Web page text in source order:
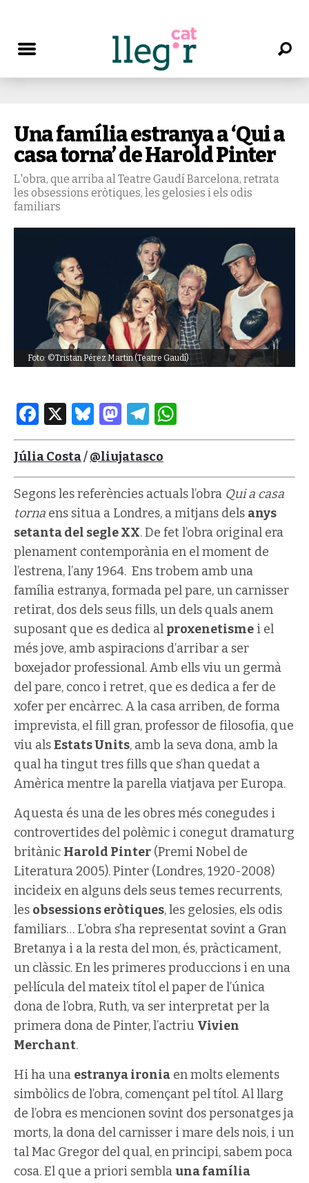
Una família estranya a ‘Qui a
casa torna’ de Harold Pinter
L'obra, que arriba al Teatre Gaudí Barcelona, retrata
les obsessions eròtiques, les gelosies i els odis
familiars
Foto: ©Tristan Pérez Martin (Teatre Gaudí)
Facebook
X Bluesky
Mastodon
Telegram
Júlia Costa/@liujatasco
Segons les referències actuals l’obra Qui a casa
torna ens situa a Londres, a mitjans dels anys
setanta del segle XX. De fet l’obra original era
plenament contemporània en el moment de
l’estrena, l’any 1964. Ens trobem amb una
família estranya, formada pel pare, un carnisser
retirat, dos dels seus fills, un dels quals anem
suposant que es dedica al proxenetisme i el
més jove, amb aspiracions d’arribar a ser
boxejador professional. Amb ells viu un germà
del pare, conco i retret, que es dedica a fer de
xofer per encàrrec. A la casa arriben, de forma
imprevista, el fill gran, professor de filosofia, que
viu alsEstats Units, amb la seva dona, amb la
qual ha tingut tres fills que s’han quedat a
Amèrica mentre la parella viatjava per Europa.
Aquesta és una de les obres més conegudes i
controvertides del polèmic i conegut dramaturg
britànic Harold Pinter (Premi Nobel de
Literatura 2005). Pinter (Londres, 1920-2008)
incideix en alguns dels seus temes recurrents,
les obsessions eròtiques, les gelosies, els odis
familiars… L’obra s’ha representat sovint a Gran
Bretanya i a la resta del mon, és, pràcticament,
un clàssic. En les primeres produccions i en una
pel·lícula del mateix títol el paper de l’única
dona de l’obra, Ruth, va ser interpretat per la
primera dona de Pinter, l’actriu Vivien
Merchant.
Hi ha una estranya ironia en molts elements
simbòlics de l’obra, començant pel títol. Al llarg
de l’obra es mencionen sovint dos personatges ja
morts, la dona del carnisser i mare dels nois, i un
tal Mac Gregor del qual, en principi, sabem poca
cosa. El que a priori semblauna família